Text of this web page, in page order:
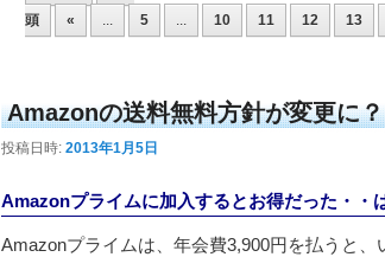
頭
« ... 5 ... 10 11 12 13
Amazonの送料無料方針が変更に？
投稿日時: 2013年1月5日
Amazonプライムに加入するとお得だった・・
Amazonプライムは、年会費3,900円を払うと